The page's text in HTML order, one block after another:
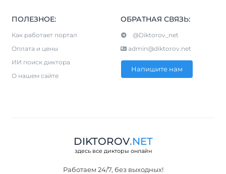
ПОЛЕЗНОЕ:
Как работает портал
Оплата и цены
ИИ поиск диктора
О нашем сайте
ОБРАТНАЯ СВЯЗЬ:
@Diktorov_net
admin@diktorov.net
Напишите нам
DIKTOROV.NET
здесь все дикторы онлайн
Работаем 24/7, без выходных!